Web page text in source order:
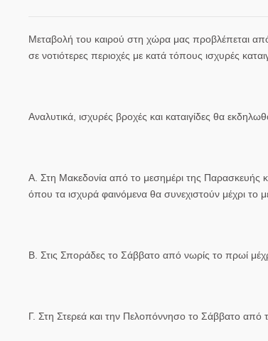
Μεταβολή του καιρού στη χώρα μας προβλέπεται
σε νοτιότερες περιοχές με κατά τόπους ισχυρές
Αναλυτικά, ισχυρές βροχές και καταιγίδες θα
Α. Στη Μακεδονία από το μεσημέρι της Παρασκευής
όπου τα ισχυρά φαινόμενα θα συνεχιστούν μέχρι το
Β. Στις Σποράδες το Σάββατο από νωρίς το πρωί
Γ. Στη Στερεά και την Πελοπόννησο το Σάββατο από